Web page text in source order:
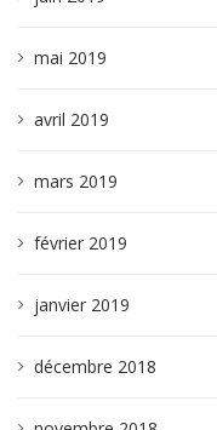
mai 2019
avril 2019
mars 2019
février 2019
janvier 2019
décembre 2018